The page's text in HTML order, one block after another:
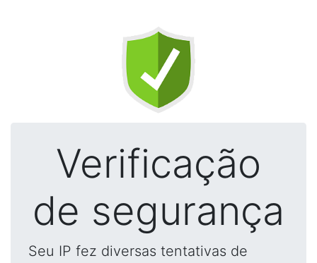
Verificação
de segurança
Seu IP fez diversas tentativas de